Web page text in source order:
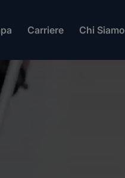
Carriere Chi Siamo